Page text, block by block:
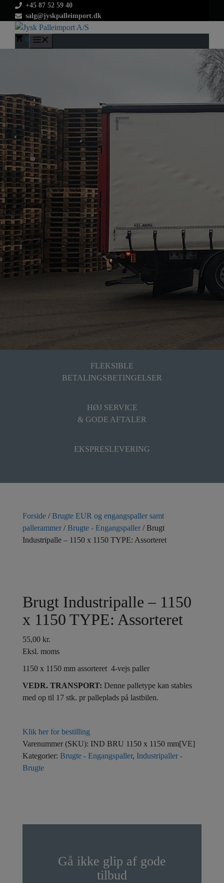
indhold
+45 87 52 59 40
salg@jyskpalleimport.dk
0
FLEKSIBLE
BETALINGSBETINGELSER
HØJ SERVICE
& GODE AFTALER
EKSPRESLEVERING
Forside /Brugte EUR og engangspaller samt
pallerammer /Brugte - Engangspaller / Brugt
Industripalle – 1150 x 1150 TYPE: Assorteret
Brugt Industripalle – 1150
x 1150 TYPE: Assorteret
55,00 kr.
Eksl. moms
1150 x 1150 mm assorteret 4-vejs paller
VEDR. TRANSPORT: Denne palletype kan stables
med op til 17 stk. pr palleplads på lastbilen.
Klik her for bestilling
Varenummer (SKU): IND BRU 1150 x 1150 mm[VE]
Kategorier: Brugte - Engangspaller, Industripaller -
Brugte
Gå ikke glip af gode
tilbud